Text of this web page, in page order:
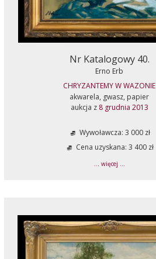
Nr Katalogowy 40.
Erno Erb
CHRYZANTEMY W WAZONIE
akwarela, gwasz, papier
aukcja z 8 grudnia 2013
Wywoławcza: 3 000 zł
Cena uzyskana: 3 400 zł
... więcej ...